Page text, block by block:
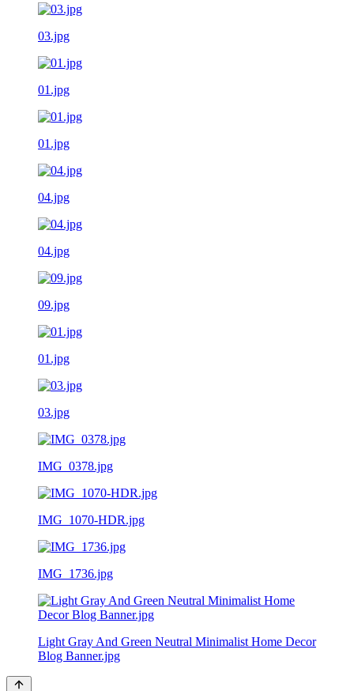
03.jpg
01.jpg
01.jpg
04.jpg
04.jpg
09.jpg
01.jpg
03.jpg
IMG_0378.jpg
IMG_1070-HDR.jpg
IMG_1736.jpg
Light Gray And Green Neutral Minimalist Home Decor
Blog Banner.jpg